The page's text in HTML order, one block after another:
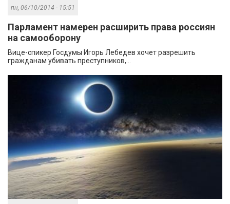
пн, 06/10/2014 - 15:51
Парламент намерен расширить права россиян
на самооборону
Вице-спикер Госдумы Игорь Лебедев хочет разрешить
гражданам убивать преступников,...